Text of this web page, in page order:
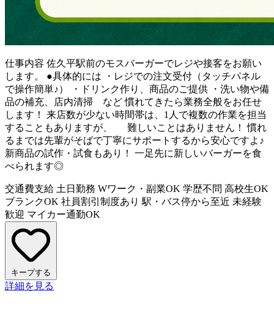
仕事内容 佐久平駅前のモスバーガーでレジや接客をお願い
します。 ●具体的には ・レジでの注文受付（タッチパネル
で操作簡単♪） ・ドリンク作り、商品のご提供 ・洗い物や備
品の補充、店内清掃 など 慣れてきたら業務全般をお任せ
します！ 来店数が少ない時間帯は、1人で複数の作業を担当
することもありますが、 難しいことはありません！ 慣れ
るまでは先輩がそばで丁寧にサポートするから安心ですよ♪
新商品の試作・試食もあり！ 一足先に新しいバーガーを食
べられます◎
交通費支給 土日勤務 Wワーク・副業OK 学歴不問 高校生OK
ブランクOK 社員割引制度あり 駅・バス停から至近 未経験
歓迎 マイカー通勤OK
キープする
詳細を見る